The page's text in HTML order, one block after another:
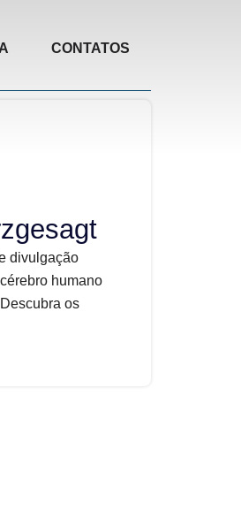
CONTATOS
divulgação
humano
os